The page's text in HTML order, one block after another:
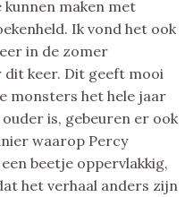
kunnen maken met
Ik vond het ook
in de zomer
dit keer. Dit geeft mooi
monsters het hele jaar
is, gebeuren er ook
waarop Percy
beetje oppervlakkig,
het verhaal anders zijn